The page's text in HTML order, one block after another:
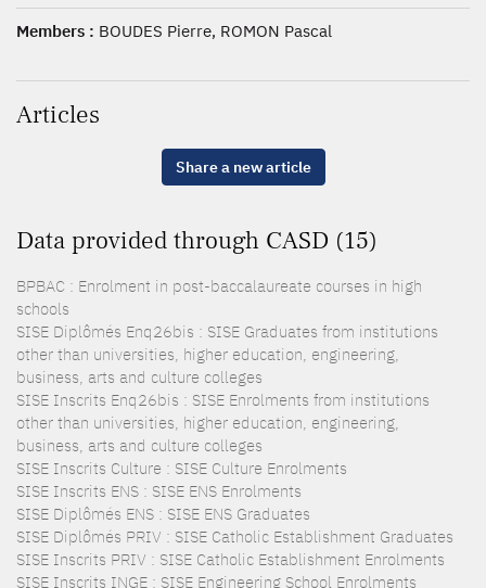
Members : BOUDES Pierre, ROMON Pascal
Articles
Share a new article
Data provided through CASD (15)
BPBAC : Enrolment in post-baccalaureate courses in high
schools
SISE Diplômés Enq26bis : SISE Graduates from institutions
other than universities, higher education, engineering,
business, arts and culture colleges
SISE Inscrits Enq26bis : SISE Enrolments from institutions
other than universities, higher education, engineering,
business, arts and culture colleges
SISE Inscrits Culture : SISE Culture Enrolments
SISE Inscrits ENS : SISE ENS Enrolments
SISE Diplômés ENS : SISE ENS Graduates
SISE Diplômés PRIV : SISE Catholic Establishment Graduates
SISE Inscrits PRIV : SISE Catholic Establishment Enrolments
SISE Inscrits INGE : SISE Engineering School Enrolments